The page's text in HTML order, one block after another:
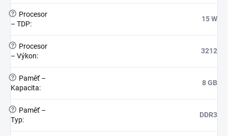
?
Procesor
– TDP:
15 W
?
Procesor
– Výkon:
3212
?
Paměť –
Kapacita:
8 GB
?
Paměť –
Typ:
DDR3